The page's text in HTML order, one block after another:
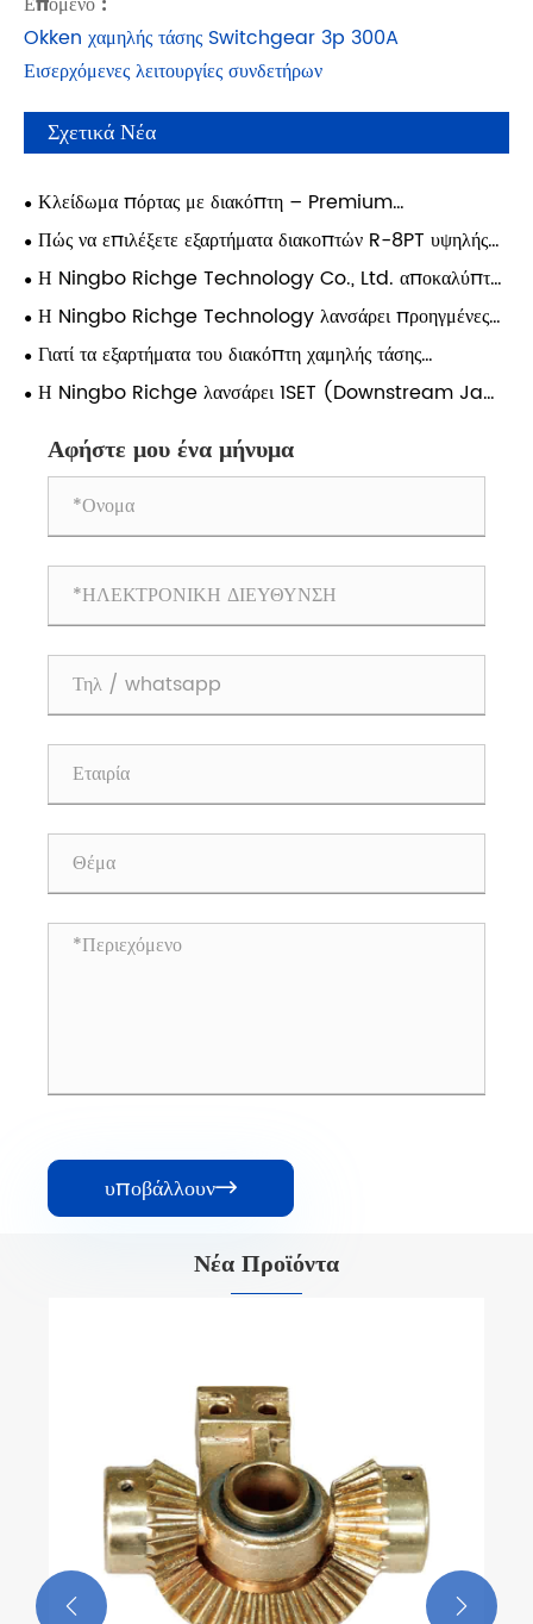
Okken χαμηλής τάσης Switchgear 3p 300A
Εισερχόμενες λειτουργίες συνδετήρων
Σχετικά Νέα
Κλείδωμα πόρτας με διακόπτη – Premium
χαρακτηριστικά & βιομηχανικές εφαρμογές πολλαπλών
σεναρίων
Πώς να επιλέξετε εξαρτήματα διακοπτών R-8PT υψηλής
απόδοσης για έργα ντουλαπιών SIVACON 8PT;
Η Ningbo Richge Technology Co., Ltd. αποκαλύπτει
το προηγμένο συρτάρι μονάδας διακοπτών και την
υποστήριξη σύνδεσης 3 φάσεων 630A – Ολοκληρωμένη
ενδυνάμωση για σύγχρονα συστήματα διανομής ενέργειας
Η Ningbo Richge Technology λανσάρει προηγμένες
μονάδες συρταριών διακοπτών
Γιατί τα εξαρτήματα του διακόπτη χαμηλής τάσης
καθορίζουν την αξιοπιστία του συστήματος περισσότερο από
τα κύρια εξαρτήματα
Η Ningbo Richge λανσάρει 1SET (Downstream Jaws
απαιτητική διανομή ισχύος
Αφήστε μου ένα μήνυμα
υποβάλλουν
Νέα Προϊόντα
 